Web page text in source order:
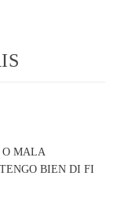
O MALA
BIEN DI FI